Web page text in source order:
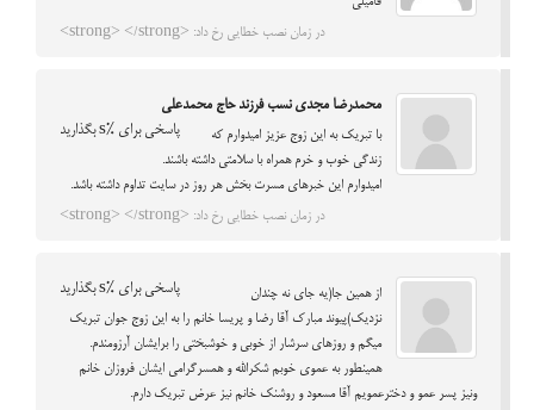
در زمان نصب خطایی رخ داد: <strong> </strong>
محمدرضا مجدی نسب فرزند حاج محمدعلی
پاسخی برای %s بگذارید
با تبریک به این زوج عزیز امیدوارم که
زندگی خوب و خرم همراه با سلامتی داشته باشند.
امیدوارم این خبرهای مسرت بخش هر روز در سایت تداوم داشته باشد.
در زمان نصب خطایی رخ داد: <strong> </strong>
پاسخی برای %s بگذارید
از همین جا(یه جای نه چندان
نزدیک)پیوند مبارک آقا رضا و پریسا خانم را به این زوج جوان تبریک
میگم و روزهای سرشار از خوبی و خوشبختی را برایشان آرزومندم.
همینطور به عموی خوبم شکرالله و همسرگرامی ایشان فروزان خانم
ونیز پسر عمو و دخترعمویم آقا مسعود و روشنک خانم نیز عرض تبریک دارم.